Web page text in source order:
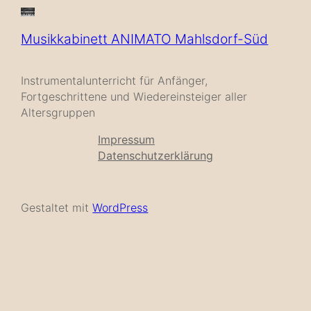
Musikkabinett ANIMATO Mahlsdorf-Süd
Instrumentalunterricht für Anfänger,
Fortgeschrittene und Wiedereinsteiger aller
Altersgruppen
Impressum
Datenschutzerklärung
Gestaltet mitWordPress